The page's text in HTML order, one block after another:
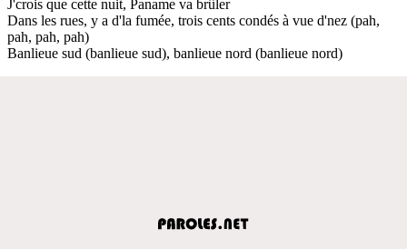
J'crois que cette nuit, Paname va brûler
Dans les rues, y a d'la fumée, trois cents condés à vue d'nez (pah,
pah, pah, pah)
Banlieue sud (banlieue sud), banlieue nord (banlieue nord)